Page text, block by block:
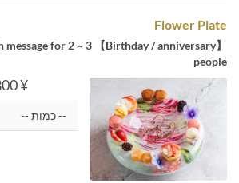
Flower Plate
plate with message for 2 ~ 3
people
¥ 3,300